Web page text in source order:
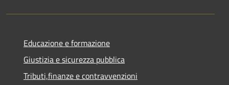
Educazione e formazione
Giustizia e sicurezza pubblica
Tributi,finanze e contravvenzioni